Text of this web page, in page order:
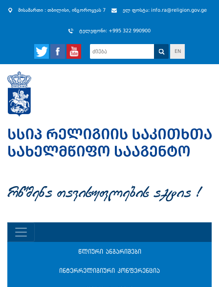
მისამართი : თბილისი, ინგოროყვას 7 ელ ფოსტა: info.ra@religion.gov.ge
ტელეფონი: +995 322 990900
EN
rwmena Tavisuflebis aqtia !
წლიური ანგარიშები
ინტერრელიგიური კონფერენცია